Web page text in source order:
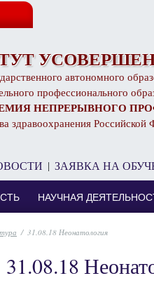
автономного
профессионального
НЕПРЕРЫВНОГО
здравоохранения Российской
| ЗАЯВКА НА
НАУЧНАЯ
/ 31.08.18 Неонатология
31.08.18